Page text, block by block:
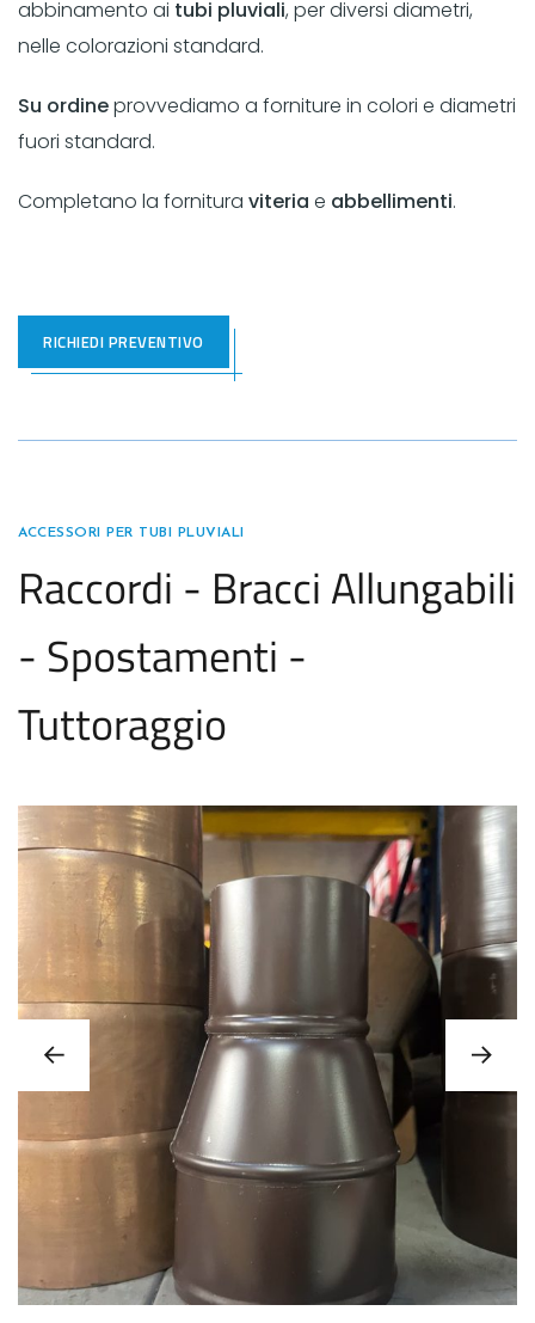
abbinamento ai tubi pluviali, per diversi diametri,
nelle colorazioni standard.
Su ordineprovvediamo a forniture in colori e diametri
fuori standard.
Completano la fornitura viteria e abbellimenti.
RICHIEDI PREVENTIVO
ACCESSORI PER TUBI PLUVIALI
Raccordi - Bracci Allungabili
- Spostamenti -
Tuttoraggio